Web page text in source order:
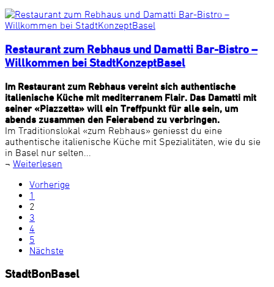
Restaurant zum Rebhaus und Damatti Bar-Bistro –
Willkommen bei StadtKonzeptBasel
Im Restaurant zum Rebhaus vereint sich authentische
italienische Küche mit mediterranem Flair. Das Damatti mit
seiner «Piazzetta» will ein Treffpunkt für alle sein, um
abends zusammen den Feierabend zu verbringen.
Im Traditionslokal «zum Rebhaus» geniesst du eine
authentische italienische Küche mit Spezialitäten, wie du sie
in Basel nur selten...
¬ Weiterlesen
Vorherige
1
2
3
4
5
Nächste
StadtBonBasel